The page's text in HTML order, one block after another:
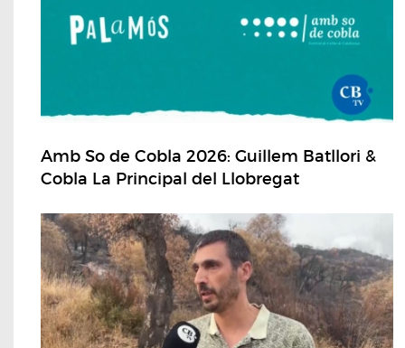
Amb So de Cobla 2026: Guillem Batllori &
Cobla La Principal del Llobregat